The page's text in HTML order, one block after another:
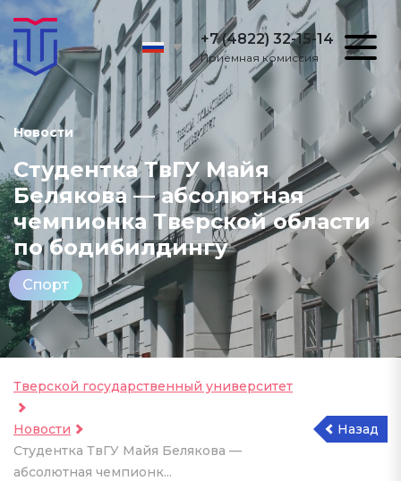
+7 (4822) 32-15-14
Приёмная комиссия
Новости
Студентка ТвГУ Майя
Белякова — абсолютная
чемпионка Тверской области
по бодибилдингу
Спорт
Тверской государственный университет
Новости
Студентка ТвГУ Майя Белякова —
абсолютная чемпионк...
Назад